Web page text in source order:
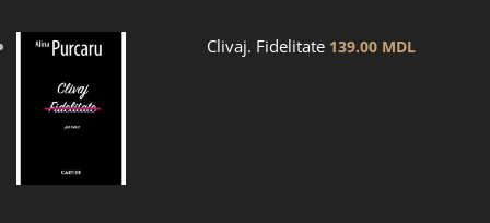
Clivaj. Fidelitate 139.00 MDL